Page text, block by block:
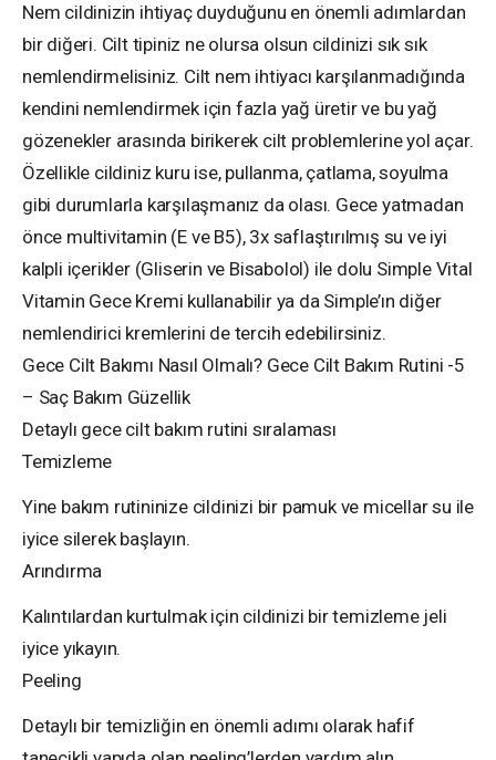
Nem cildinizin ihtiyaç duyduğunu en önemli adımlardan
bir diğeri. Cilt tipiniz ne olursa olsun cildinizi sık sık
nemlendirmelisiniz. Cilt nem ihtiyacı karşılanmadığında
kendini nemlendirmek için fazla yağ üretir ve bu yağ
gözenekler arasında birikerek cilt problemlerine yol açar.
Özellikle cildiniz kuru ise, pullanma, çatlama, soyulma
gibi durumlarla karşılaşmanız da olası. Gece yatmadan
önce multivitamin (E ve B5), 3x saflaştırılmış su ve iyi
kalpli içerikler (Gliserin ve Bisabolol) ile dolu Simple Vital
Vitamin Gece Kremi kullanabilir ya da Simple’ın diğer
nemlendirici kremlerini de tercih edebilirsiniz.
Gece Cilt Bakımı Nasıl Olmalı? Gece Cilt Bakım Rutini -5
– Saç Bakım Güzellik
Detaylı gece cilt bakım rutini sıralaması
Temizleme
Yine bakım rutininize cildinizi bir pamuk ve micellar su ile
iyice silerek başlayın.
Arındırma
Kalıntılardan kurtulmak için cildinizi bir temizleme jeli
iyice yıkayın.
Peeling
Detaylı bir temizliğin en önemli adımı olarak hafif